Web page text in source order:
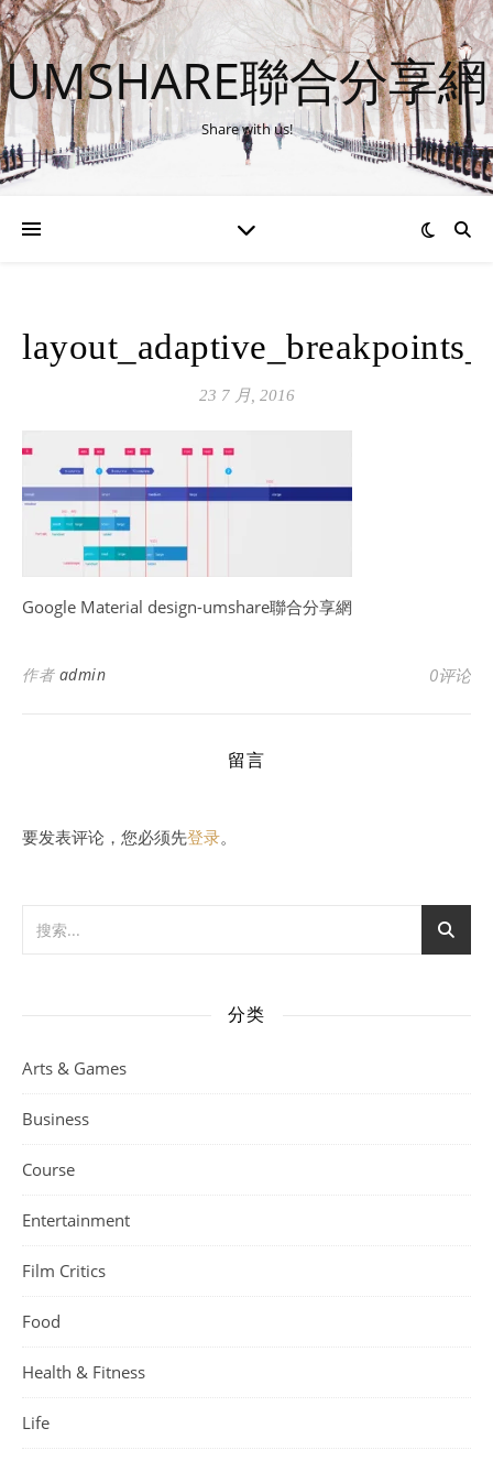
UMSHARE聯合分享網
Share with us!
23 7 月, 2016
Google Material design-umshare聯合分享網
作者 admin 0评论
留言
要发表评论，您必须先登录。
分类
Arts & Games
Business
Course
Entertainment
Film Critics
Food
Health & Fitness
Life